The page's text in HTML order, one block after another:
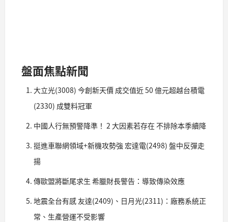
盤面焦點新聞
大立光(3008) 今創新天價 成交值近 50 億元超越台積電
(2330) 成雙料冠軍
中國人行無預警降準！ 2 大因素若存在 不排除本季續降
挺進車聯網領域+新機攻勢強 宏達電(2498) 盤中反彈走
揚
傳歐盟將斷尾求生 希臘財長警告：導致傳染效應
地震全台有感 友達(2409)、日月光(2311)：廠務系統正
常、生產營運不受影響